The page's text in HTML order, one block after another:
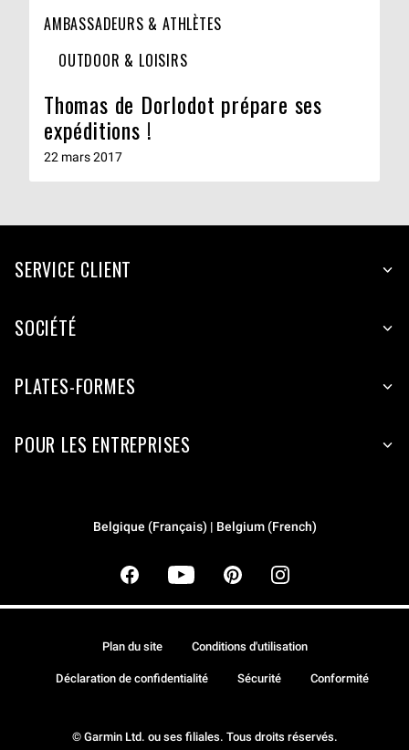
AMBASSADEURS & ATHLÈTES
OUTDOOR & LOISIRS
Thomas de Dorlodot prépare ses
expéditions !
22 mars 2017
SERVICE CLIENT
SOCIÉTÉ
PLATES-FORMES
POUR LES ENTREPRISES
Belgique (Français) | Belgium (French)
© Garmin Ltd. ou ses filiales. Tous droits réservés.
Plan du site Conditions d'utilisation
Déclaration de confidentialité Sécurité Conformité